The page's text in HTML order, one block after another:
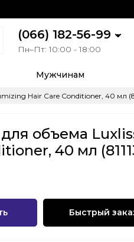
(066) 182-56-99
Пн–Пт: 10:00 - 18:00
Мужчинам
Hair Care Conditioner, 40 мл
объема
40 мл
Быстрый